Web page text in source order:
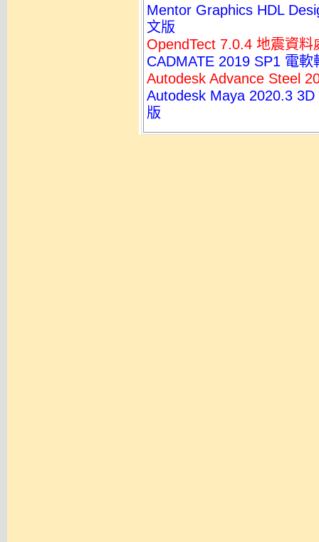
Mentor Graphics HDL
文版
OpendTect 7.0.4 地震資
CADMATE 2019 SP1 電
Autodesk Advance Steel
Autodesk Maya 2020.3
版